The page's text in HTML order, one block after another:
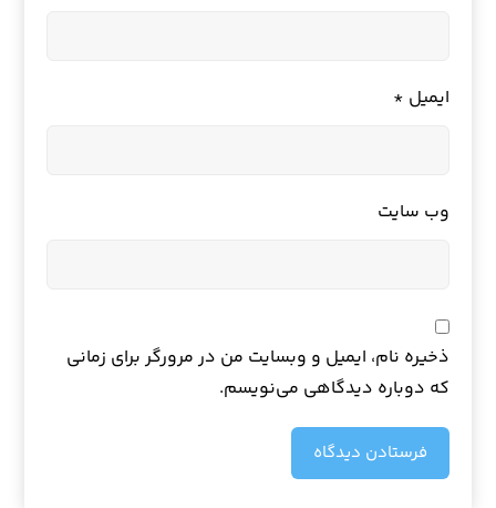
ایمیل *
وب‌ سایت
ذخیره نام، ایمیل و وبسایت من در مرورگر برای زمانی
که دوباره دیدگاهی می‌نویسم.
فرستادن دیدگاه